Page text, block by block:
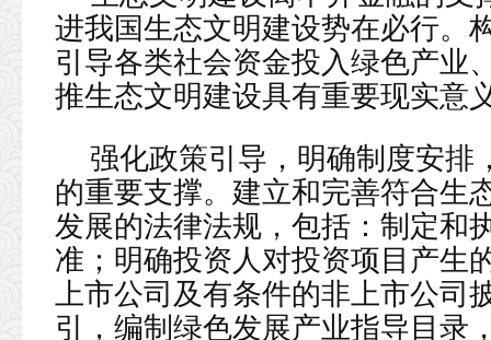
进我国生态文明建设势在必行。
引导各类社会资金投入绿色产业
推生态文明建设具有重要现实意
强化政策引导，明确制度安排
的重要支撑。建立和完善符合生
发展的法律法规，包括：制定和
准；明确投资人对投资项目产生
上市公司及有条件的非上市公司
引，编制绿色发展产业指导目录